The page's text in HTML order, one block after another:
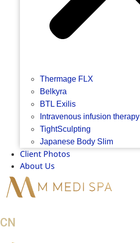
Thermage FLX
Belkyra
BTL Exilis
Intravenous infusion therapy
TightSculpting
Japanese Body Slim
Client Photos
About Us
CN